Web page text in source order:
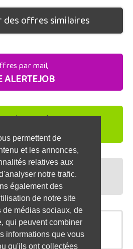
permettent de
et les annonces,
relatives aux
notre trafic.
également des
de notre site
médias sociaux, de
qui peuvent combiner
informations que vous
qu'ils ont collectées
des offres similaires
par mail,
ALERTEJOB
les recruteurs,
CV